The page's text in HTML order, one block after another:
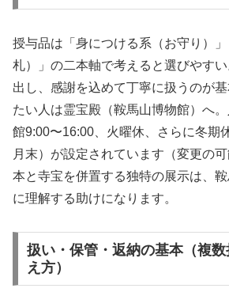
授与品は「身につける系（お守り）
札）」の二本軸で考えると選びやす
出し、感謝を込めて丁寧に扱うのが
たい人は霊宝殿（鞍馬山博物館）へ
館9:00〜16:00、火曜休、さらに冬期
月末）が設定されています（変更の
本と寺宝を併置する独特の展示は、
に理解する助けになります。
扱い・保管・返納の基本（複
え方）